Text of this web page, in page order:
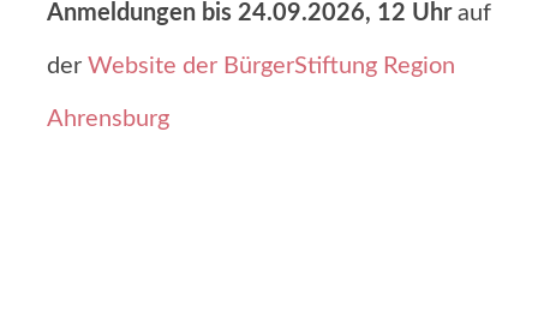
Anmeldungen bis 24.09.2026, 12 Uhrauf
der Website der BürgerStiftung Region
Ahrensburg